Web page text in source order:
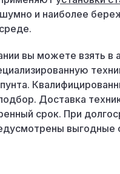
и наиболее
вы можете взять в
Доставка
срок. При
выгодные